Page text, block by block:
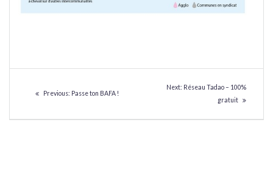
Previous: Previous
Passe ton BAFA !
Next: Next
Réseau Tadao – 100%
gratuit